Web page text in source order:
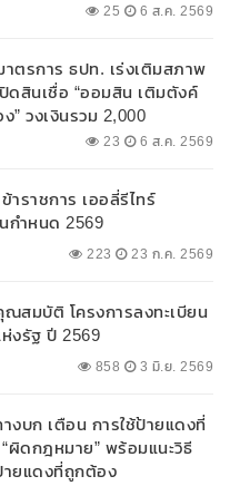
25 6 ส.ค. 2569
ตรการ ธปท. เร่งเติมสภาพ
ดสินเชื่อ “ออมสิน เติมตังค์
” วงเงินรวม 2,000
ทุนหมุนเวียนวงเงินกู้สูงสุด
23 6 ส.ค. 2569
ราชการ เออลี่รีไทร์
กำหนด 2569
223 23 ก.ค. 2569
สมบัติ โครงการลงทะเบียน
งรัฐ ปี 2569
858 3 มิ.ย. 2569
งบก เตือน การใช้ป้ายแดงที่
ผิดกฎหมาย” พร้อมแนะวิธี
ยแดงที่ถูกต้อง